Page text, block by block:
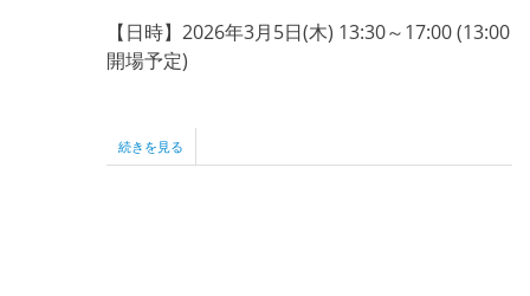
【日時】2026年3月5日(木) 13:30～17:00 (13:00
開場予定)
2026
年
続きを見る